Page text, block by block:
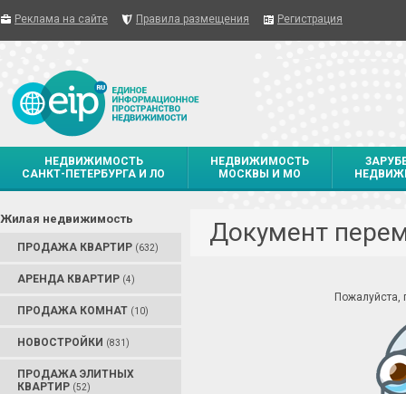
Реклама на сайте Правила размещения Регистрация
НЕДВИЖИМОСТЬ
САНКТ-ПЕТЕРБУРГА И ЛО
НЕДВИЖИМОСТЬ
МОСКВЫ И МО
Жилая недвижимость
ПРОДАЖА КВАРТИР (632)
АРЕНДА КВАРТИР (4)
ПРОДАЖА КОМНАТ (10)
НОВОСТРОЙКИ (831)
ПРОДАЖА ЭЛИТНЫХ
КВАРТИР (52)
Документ
Пожалуйста,